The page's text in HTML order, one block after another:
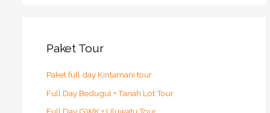
Paket Tour
Paket full day Kintamani tour
Full Day Bedugul + Tanah Lot Tour